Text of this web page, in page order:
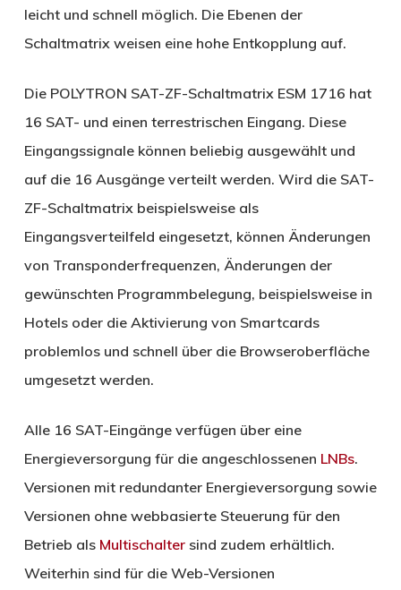
leicht und schnell möglich. Die Ebenen der
Schaltmatrix weisen eine hohe Entkopplung auf.
Die POLYTRON SAT-ZF-Schaltmatrix ESM 1716 hat
16 SAT- und einen terrestrischen Eingang. Diese
Eingangssignale können beliebig ausgewählt und
auf die 16 Ausgänge verteilt werden. Wird die SAT-
ZF-Schaltmatrix beispielsweise als
Eingangsverteilfeld eingesetzt, können Änderungen
von Transponderfrequenzen, Änderungen der
gewünschten Programmbelegung, beispielsweise in
Hotels oder die Aktivierung von Smartcards
problemlos und schnell über die Browseroberfläche
umgesetzt werden.
Alle 16 SAT-Eingänge verfügen über eine
Energieversorgung für die angeschlossenen LNBs.
Versionen mit redundanter Energieversorgung sowie
Versionen ohne webbasierte Steuerung für den
Betrieb als Multischaltersind zudem erhältlich.
Weiterhin sind für die Web-Versionen